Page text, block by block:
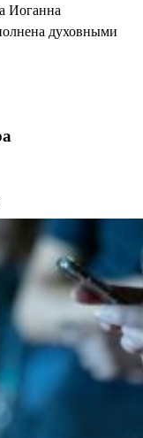
Иоганна
духовными